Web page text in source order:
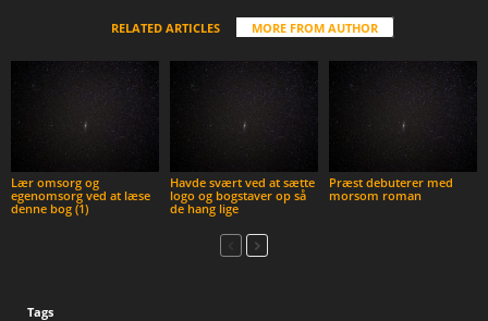
RELATED ARTICLES MORE FROM AUTHOR
Lær omsorg og
egenomsorg ved at læse
denne bog (1)
Havde svært ved at sætte
logo og bogstaver op så
de hang lige
Præst debuterer med
morsom roman
Tags